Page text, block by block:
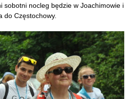
sobotni nocleg będzie w Joachimowie i
do Częstochowy.